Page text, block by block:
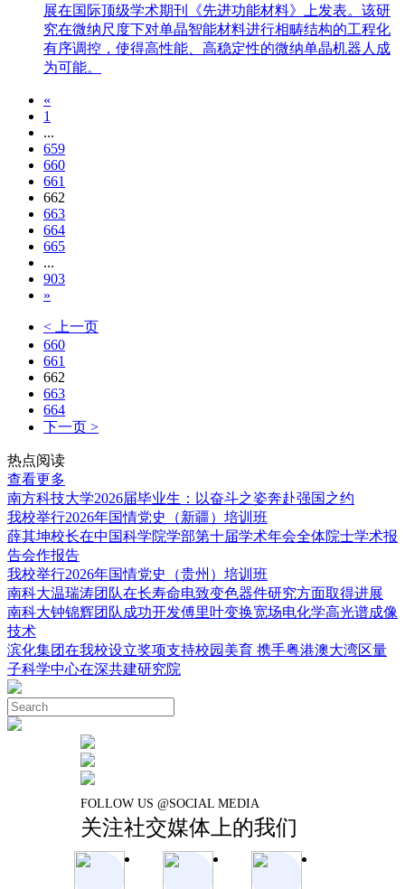
展在国际顶级学术期刊《先进功能材料》上发表。该研
究在微纳尺度下对单晶智能材料进行相畴结构的工程化
有序调控，使得高性能、高稳定性的微纳单晶机器人成
为可能。
«
1
...
659
660
661
662
663
664
665
...
903
»
< 上一页
660
661
662
663
664
下一页 >
热点阅读
查看更多
南方科技大学2026届毕业生：以奋斗之姿奔赴强国之约
我校举行2026年国情党史（新疆）培训班
薛其坤校长在中国科学院学部第十届学术年会全体院士学术报
告会作报告
我校举行2026年国情党史（贵州）培训班
南科大温瑞涛团队在长寿命电致变色器件研究方面取得进展
南科大钟锦辉团队成功开发傅里叶变换宽场电化学高光谱成像
技术
滨化集团在我校设立奖项支持校园美育 携手粤港澳大湾区量
子科学中心在深共建研究院
FOLLOW US @SOCIAL MEDIA
关注社交媒体上的我们